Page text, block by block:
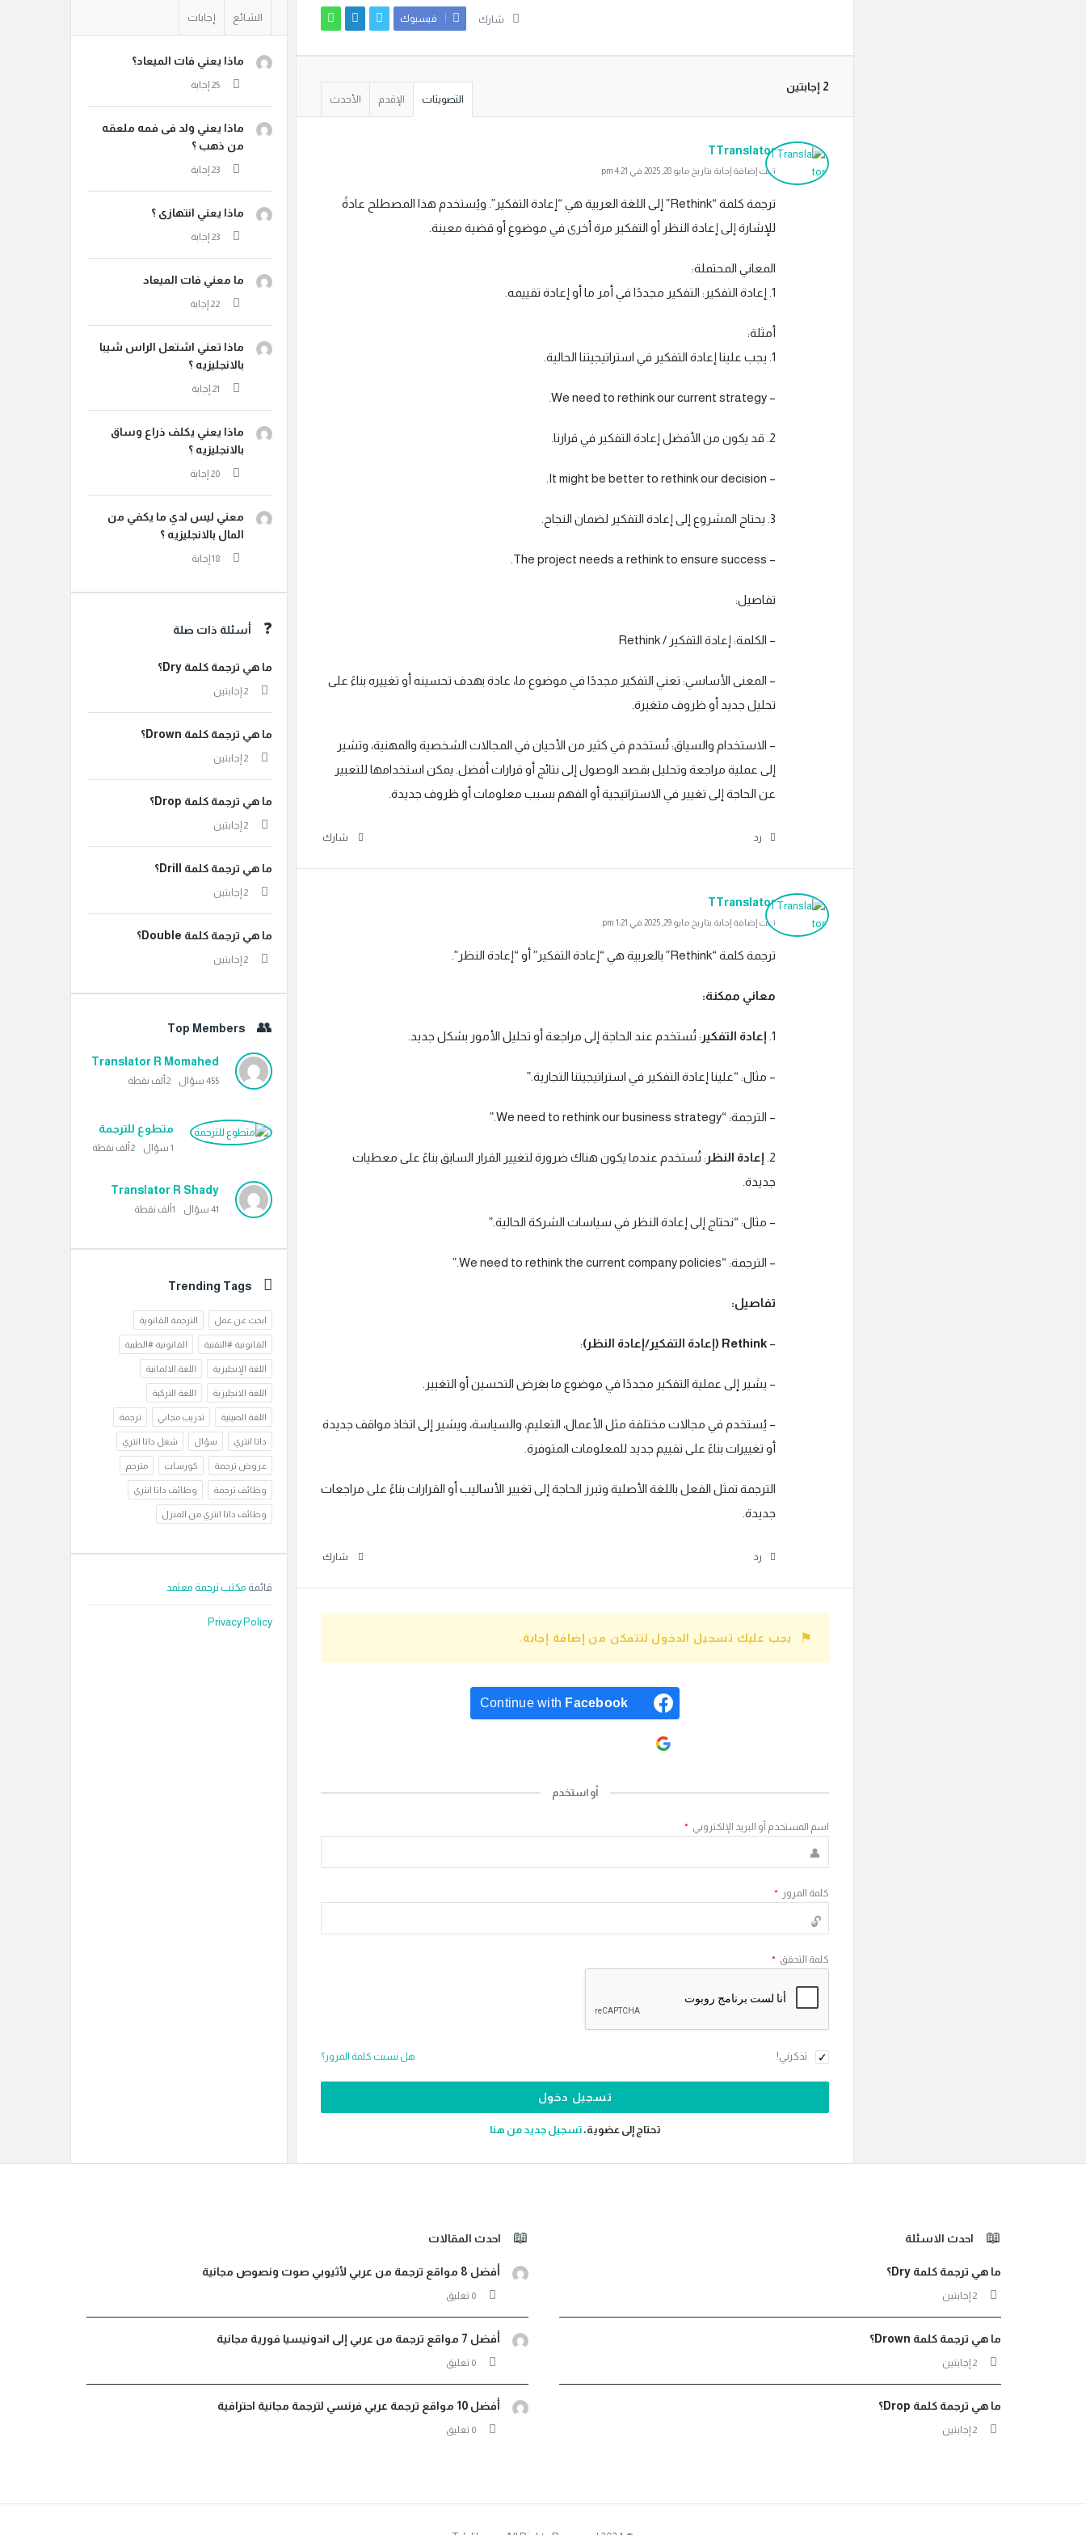
شارك فيسبوك
‫2 إجابتين
التصويتات الإقدم الأحدث
TTranslator
تمت إضافة إجابة بتاريخ مايو 28, 2025 في 4:21 pm
ترجمة كلمة “Rethink” إلى اللغة العربية هي “إعادة التفكير”. ويُستخدم هذا المصطلح عادةً
للإشارة إلى إعادة النظر أو التفكير مرة أخرى في موضوع أو قضية معينة.
المعاني المحتملة:
1. إعادة التفكير: التفكير مجددًا في أمر ما أو إعادة تقييمه.
أمثلة:
1. يجب علينا إعادة التفكير في استراتيجيتنا الحالية.
– We need to rethink our current strategy.
2. قد يكون من الأفضل إعادة التفكير في قرارنا.
– It might be better to rethink our decision.
3. يحتاج المشروع إلى إعادة التفكير لضمان النجاح.
– The project needs a rethink to ensure success.
تفاصيل:
– الكلمة: إعادة التفكير / Rethink
– المعنى الأساسي: تعني التفكير مجددًا في موضوع ما، عادة بهدف تحسينه أو تغييره بناءً على
تحليل جديد أو ظروف متغيرة.
– الاستخدام والسياق: تُستخدم في كثير من الأحيان في المجالات الشخصية والمهنية، وتشير
إلى عملية مراجعة وتحليل بقصد الوصول إلى نتائج أو قرارات أفضل. يمكن استخدامها للتعبير
عن الحاجة إلى تغيير في الاستراتيجية أو الفهم بسبب معلومات أو ظروف جديدة.
رد شارك
TTranslator
تمت إضافة إجابة بتاريخ مايو 29, 2025 في 1:21 pm
ترجمة كلمة “Rethink” بالعربية هي “إعادة التفكير” أو “إعادة النظر”.
معاني ممكنة:
1. إعادة التفكير : تُستخدم عند الحاجة إلى مراجعة أو تحليل الأمور بشكل جديد.
– مثال: “علينا إعادة التفكير في استراتيجيتنا التجارية.”
– الترجمة: “We need to rethink our business strategy.”
2. إعادة النظر : تُستخدم عندما يكون هناك ضرورة لتغيير القرار السابق بناءً على معطيات
جديدة.
– مثال: “نحتاج إلى إعادة النظر في سياسات الشركة الحالية.”
– الترجمة: “We need to rethink the current company policies.”
تفاصيل:
– Rethink (إعادة التفكير/إعادة النظر) :
– يشير إلى عملية التفكير مجددًا في موضوع ما بغرض التحسين أو التغيير.
– يُستخدم في مجالات مختلفة مثل الأعمال، التعليم، والسياسة، ويشير إلى اتخاذ مواقف جديدة
أو تغييرات بناءً على تقييم جديد للمعلومات المتوفرة.
الترجمة تمثل الفعل باللغة الأصلية وتبرز الحاجة إلى تغيير الأساليب أو القرارات بناءً على مراجعات
جديدة.
رد شارك
يجب عليك تسجيل الدخول لتتمكن من إضافة إجابة.
Continue with Facebook
أو استخدم
اسم المستخدم أو البريد الإلكتروني *
كلمة المرور *
كلمة التحقق *
تذكرني! هل نسيت كلمة المرور؟
تحتاج إلى عضوية، ‫تسجيل جديد من هنا
الشائع إجابات
ماذا يعني فات الميعاد؟
ماذا يعني ولد فى فمه ملعقه
من ذهب ؟
ماذا يعني انتهازى ؟
ما معني فات الميعاد
ماذا تعني اشتعل الراس شيبا
بالانجليزيه ؟
ماذا يعني يكلف ذراع وساق
بالانجليزيه ؟
معني ليس لدي ما يكفي من
المال بالانجليزيه ؟
أسئلة ذات صلة
ما هي ترجمة كلمة Dry؟
‫2 إجابتين
ما هي ترجمة كلمة Drown؟
‫2 إجابتين
ما هي ترجمة كلمة Drop؟
‫2 إجابتين
ما هي ترجمة كلمة Drill؟
‫2 إجابتين
ما هي ترجمة كلمة Double؟
‫2 إجابتين
Top Members
Translator R Momahed
455 سؤال 2ألف نقطة
متطوع للترجمة
1 سؤال 2ألف نقطة
Translator R Shady
41 سؤال 1ألف نقطة
Trending Tags
ابحث عن عمل الترجمة القانوية
القانونية #التقنية القانونية #الطبية
اللغة الإنجليزية اللغة الالمانية
اللغة الانجليزية اللغة التركية
اللغة الصينية تدريب مجاني ترجمة
داتا انتري سؤال شغل داتا انتري
عروض ترجمة كورسات مترجم
وظائف ترجمة وظائف داتا انتري
وظائف داتا انتري من المنزل
قائمة مكتب ترجمة معتمد
Privacy Policy
الفوتراحدث الاسئلة
ما هي ترجمة كلمة Dry؟
‫2 إجابتين
ما هي ترجمة كلمة Drown؟
‫2 إجابتين
ما هي ترجمة كلمة Drop؟
‫2 إجابتين
احدث المقالات
أفضل 8 مواقع ترجمة من عربي لأثيوبي صوت ونصوص مجانية
‫0 تعليق
أفضل 7 مواقع ترجمة من عربي إلى اندونيسيا فورية مجانية
‫0 تعليق
أفضل 10 مواقع ترجمة عربي فرنسي لترجمة مجانية احترافية
‫0 تعليق